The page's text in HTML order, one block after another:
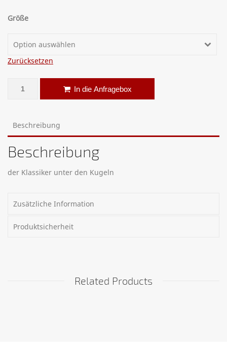
Größe
Option auswählen
Zurücksetzen
Discokugel Spiegelkugel 10 – 200 cm Menge
In die Anfragebox
Beschreibung
Beschreibung
der Klassiker unter den Kugeln
Zusätzliche Information
Produktsicherheit
Related Products